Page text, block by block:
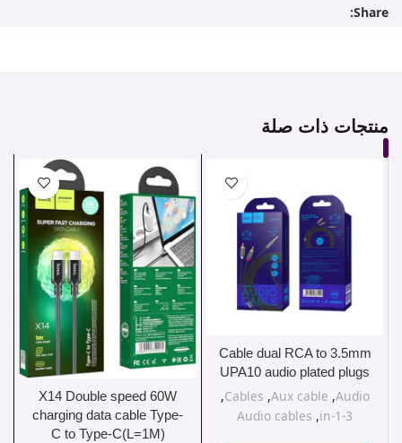
Share:
منتجات ذات صلة
Cable dual RCA to 3.5mm
UPA10 audio plated plugs
Audio
,
Aux cable
,
Cables
,
3-in-1
,
Audio cables
X14 Double speed 60W
charging data cable Type-
C to Type-C(L=1M)